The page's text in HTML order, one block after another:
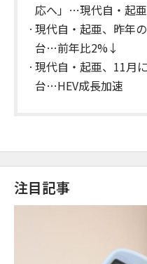
応へ」…現代自・起
ィ・ワーキンググル
現代自・起亜、昨年
台…前年比2%↓
現代自・起亜、11月
台…HEV成長加速
注目記事